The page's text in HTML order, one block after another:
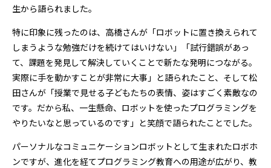
生から語られました。
特に印象に残ったのは、高橋さんが「ロボットに置き換えられて
しまうような勉強だけを続けてはいけない」「試行錯誤があっ
て、課題を発見して解決していくことで新たな発明につながる。
実際に手を動かすことが非常に大事」と語られたこと、そして松
田さんが「授業で見せる子どもたちの表情、姿はすごく素敵なの
です。だから私、一生懸命、ロボットを使ったプログラミングを
やりたいなと思っているのです」と笑顔で語られたことでした。
パーソナルなコミュニケーションロボットとして生まれたロボホ
ンですが、進化を経てプログラミング教育への用途が広がり、教